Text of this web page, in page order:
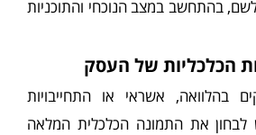
בהתחשב במצב הנוכחי והתוכניות
בהלוואה, אשראי או התחייבויות
לבחון את התמונה הכלכלית המלאה